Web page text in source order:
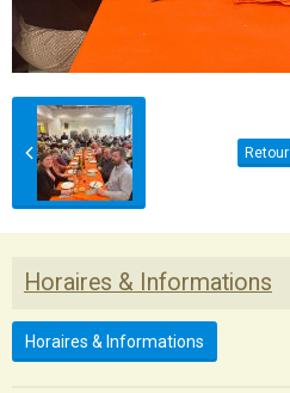
Retour
Horaires & Informations
Horaires & Informations